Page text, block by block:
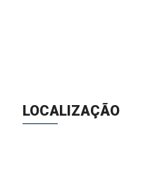
LOCALIZAÇÃO